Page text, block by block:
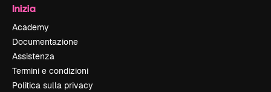
Inizia
Academy
Documentazione
Assistenza
Termini e condizioni
Politica sulla privacy